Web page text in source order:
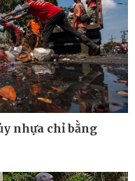
vàng
giá
khoán
số 3 miền
cà phê
nhựa chỉ bằng